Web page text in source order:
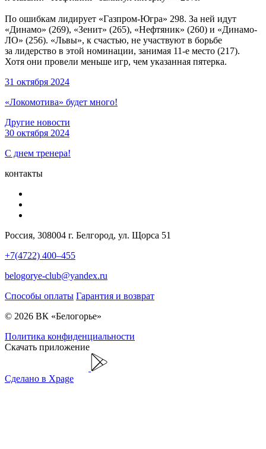
По ошибкам лидирует «Газпром-Югра» 298. За ней идут
«Динамо» (269), «Зенит» (265), «Нефтяник» (260) и «Динамо-
ЛО» (256). «Львы», к счастью, не участвуют в борьбе
за лидерство в этой номинации, занимая 11-е место (217).
Хотя они провели меньше игр, чем указанная пятерка.
31 октября 2024
«Локомотива» будет много!
Другие новости
30 октября 2024
С днем тренера!
контакты
Россия, 308004 г. Белгород, ул. Щорса 51
+7(4722) 400–455
belogorye-club@yandex.ru
Способы оплаты Гарантия и возврат
© 2026 ВК «Белогорье»
Политика конфиденциальности
Скачать приложение
Сделано в Xpage